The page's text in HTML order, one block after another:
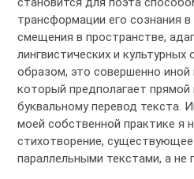
трансформации его сознания
смещения в пространстве,
лингвистических и
образом, это совершенно
который предполагает прямой
буквальному перевод текста.
моей собственной практике я
стихотворение, существующее
параллельными текстами, а